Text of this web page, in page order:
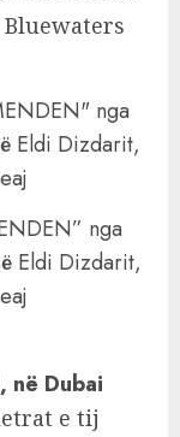
nga
Eldi Dizdarit,
në Dubai
e tij